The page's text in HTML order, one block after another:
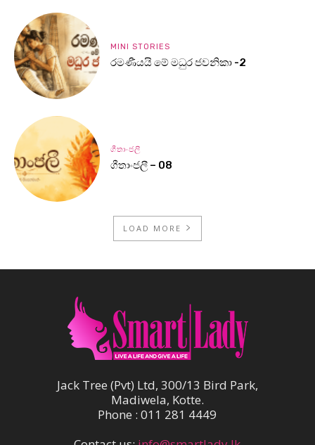
MINI STORIES
රමණීයයි මේ මධුර ජවනිකා -2
ගීතාංජලී
ගීතාංජලී – 08
LOAD MORE
Jack Tree (Pvt) Ltd, 300/13 Bird Park,
Madiwela, Kotte.
Phone : 011 281 4449